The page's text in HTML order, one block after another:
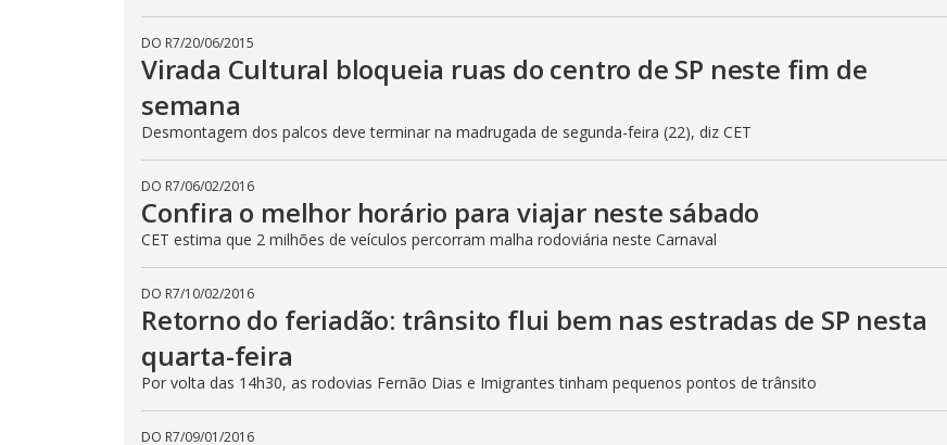
DO R7/20/06/2015
Virada Cultural bloqueia ruas do centro de SP neste fim de
semana
Desmontagem dos palcos deve terminar na madrugada de segunda-feira (22), diz CET
DO R7/06/02/2016
Confira o melhor horário para viajar neste sábado
CET estima que 2 milhões de veículos percorram malha rodoviária neste Carnaval
DO R7/10/02/2016
Retorno do feriadão: trânsito flui bem nas estradas de SP nesta
quarta-feira
Por volta das 14h30, as rodovias Fernão Dias e Imigrantes tinham pequenos pontos de trânsito
DO R7/09/01/2016